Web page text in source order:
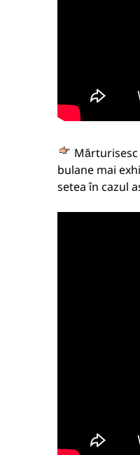
bulane mai
setea în cazul